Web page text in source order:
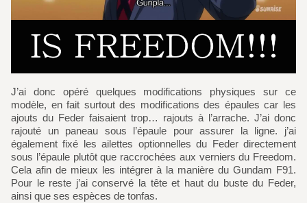
J’ai donc opéré quelques modifications physiques sur ce
modèle, en fait surtout des modifications des épaules car les
ajouts du Feder faisaient trop… rajouts à l’arrache. J’ai donc
rajouté un paneau sous l’épaule pour assurer la ligne. j’ai
également fixé les ailettes optionnelles du Feder directement
sous l’épaule plutôt que raccrochées aux verniers du Freedom.
Cela afin de mieux les intégrer à la manière du Gundam F91.
Pour le reste j’ai conservé la tête et haut du buste du Feder,
ainsi que ses espèces de tonfas.